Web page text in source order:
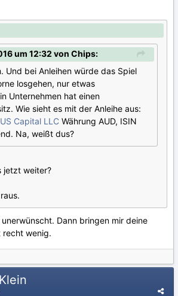
um 12:32 von Chips:
Und bei Anleihen würde das Spiel
losgehen, nur etwas
Unternehmen hat einen
Wie sieht es mit der Anleihe aus:
Capital LLC Währung AUD, ISIN
Na, weißt dus?
jetzt weiter?
Dann bringen mir deine
recht wenig.